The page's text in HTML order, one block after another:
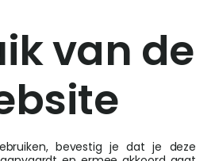
van de
bevestig je dat je deze